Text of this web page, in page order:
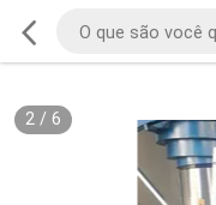
2/ 6